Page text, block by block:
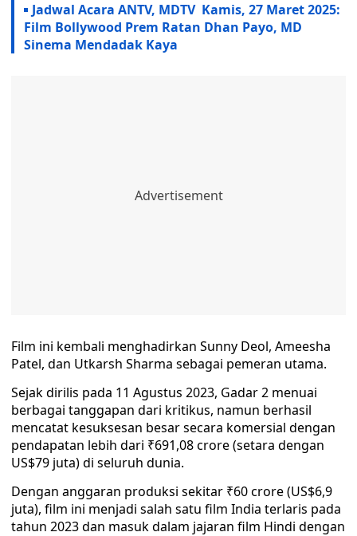
Jadwal Acara ANTV, MDTV Kamis, 27 Maret 2025:
Film Bollywood Prem Ratan Dhan Payo, MD
Sinema Mendadak Kaya
Film ini kembali menghadirkan Sunny Deol, Ameesha
Patel, dan Utkarsh Sharma sebagai pemeran utama.
Sejak dirilis pada 11 Agustus 2023, Gadar 2 menuai
berbagai tanggapan dari kritikus, namun berhasil
mencatat kesuksesan besar secara komersial dengan
pendapatan lebih dari ₹691,08 crore (setara dengan
US$79 juta) di seluruh dunia.
Dengan anggaran produksi sekitar ₹60 crore (US$6,9
juta), film ini menjadi salah satu film India terlaris pada
tahun 2023 dan masuk dalam jajaran film Hindi dengan